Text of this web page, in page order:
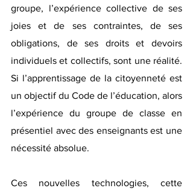
groupe, l’expérience collective de ses
joies et de ses contraintes, de ses
obligations, de ses droits et devoirs
individuels et collectifs, sont une réalité.
Si l’apprentissage de la citoyenneté est
un objectif du Code de l’éducation, alors
l’expérience du groupe de classe en
présentiel avec des enseignants est une
nécessité absolue.
Ces nouvelles technologies, cette